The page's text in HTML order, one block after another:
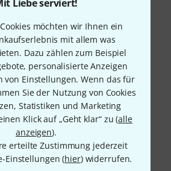
Liebe serviert!
möchten wir Ihnen ein
mit allem was
Dazu zählen zum Beispiel
personalisierte Anzeigen
von Einstellungen. Wenn das für
Sie der Nutzung von Cookies
Statistiken und Marketing
Klick auf „Geht klar“ zu (alle
anzeigen).
erteilte Zustimmung jederzeit
Einstellungen (hier) widerrufen.
Din 25.10.2020
der Reihe klein, günstig und
(Rico, Daddario und Leblanc
des Deckels edler.
der anderen Anbieter, erreicht